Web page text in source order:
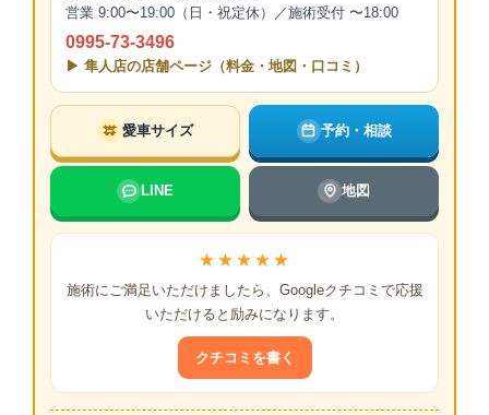
営業 9:00〜19:00（日・祝定休）／施術受付 〜18:00
0995-73-3496
▶ 隼人店の店舗ページ（料金・地図・口コミ）
愛車サイズ 予約・相談
LINE 地図
★★★★★
施術にご満足いただけましたら、Googleクチコミで応援
いただけると励みになります。
クチコミを書く